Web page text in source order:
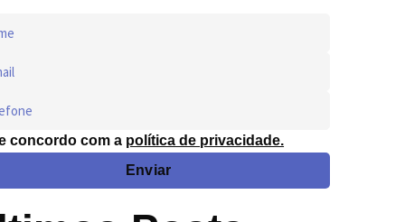
concordo com a política de privacidade.
Enviar